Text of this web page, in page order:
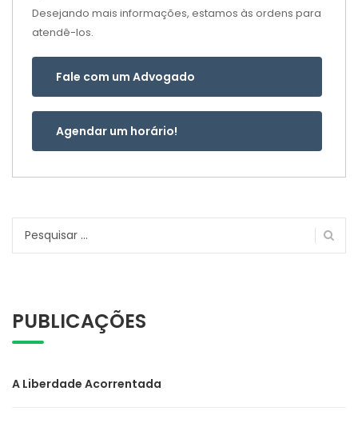
Desejando mais informações, estamos às ordens para
atendê-los.
Fale com um Advogado
Agendar um horário!
Pesquisar
PUBLICAÇÕES
A Liberdade Acorrentada